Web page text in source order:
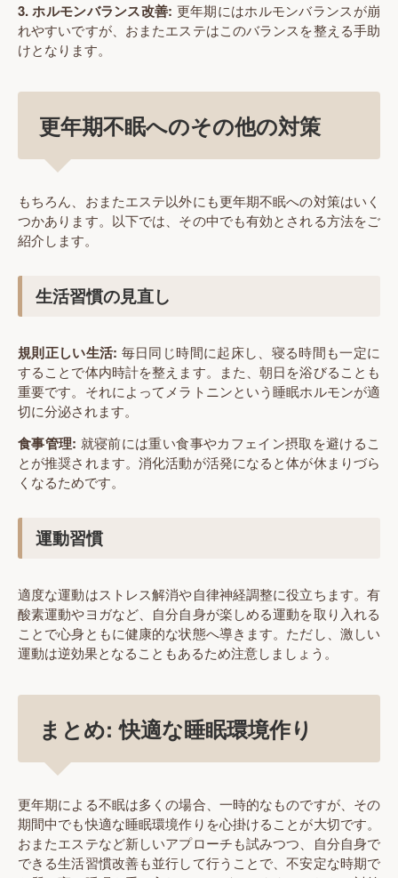
3. ホルモンバランス改善: 更年期にはホルモンバランスが崩
れやすいですが、おまたエステはこのバランスを整える手助
けとなります。
更年期不眠へのその他の対策
もちろん、おまたエステ以外にも更年期不眠への対策はいく
つかあります。以下では、その中でも有効とされる方法をご
紹介します。
生活習慣の見直し
規則正しい生活: 毎日同じ時間に起床し、寝る時間も一定に
することで体内時計を整えます。また、朝日を浴びることも
重要です。それによってメラトニンという睡眠ホルモンが適
切に分泌されます。
食事管理: 就寝前には重い食事やカフェイン摂取を避けるこ
とが推奨されます。消化活動が活発になると体が休まりづら
くなるためです。
運動習慣
適度な運動はストレス解消や自律神経調整に役立ちます。有
酸素運動やヨガなど、自分自身が楽しめる運動を取り入れる
ことで心身ともに健康的な状態へ導きます。ただし、激しい
運動は逆効果となることもあるため注意しましょう。
まとめ: 快適な睡眠環境作り
更年期による不眠は多くの場合、一時的なものですが、その
期間中でも快適な睡眠環境作りを心掛けることが大切です。
おまたエステなど新しいアプローチも試みつつ、自分自身で
できる生活習慣改善も並行して行うことで、不安定な時期で